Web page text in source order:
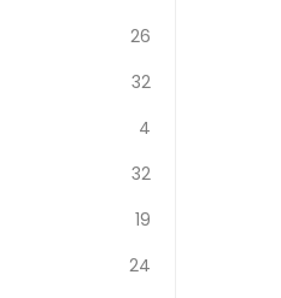
26
32
4
32
19
24